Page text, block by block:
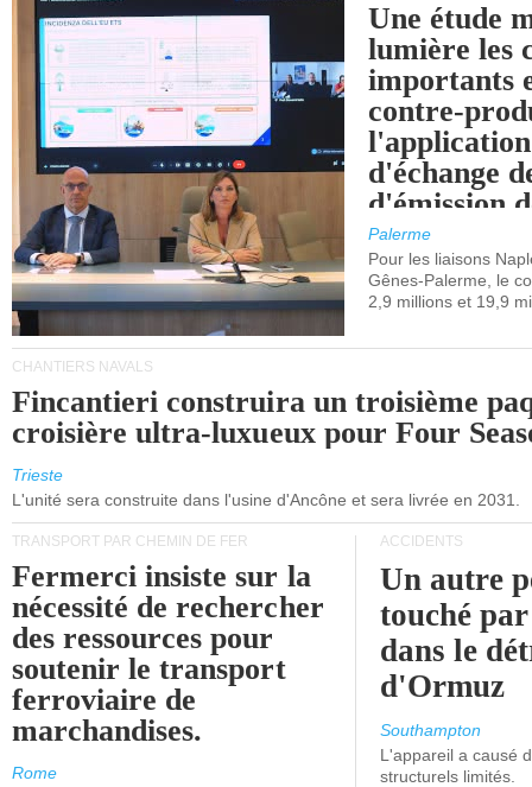
Une étude
lumière les
importants
contre-
d'échange
d'émission
(SEQE-UE)
maritimes
occidentale.
Palerme
Pour les liaisons
Gênes-Palerme, le
2,9 millions et 19,9
CHANTIERS NAVALS
Fincantieri construira un troisième
croisière ultra-luxueux pour Four
Trieste
L'unité sera construite dans l'usine d'Ancône et sera livrée en 2031.
TRANSPORT PAR CHEMIN DE FER
Fermerci insiste sur la
nécessité de rechercher
des ressources pour
soutenir le transport
ferroviaire de
marchandises.
Rome
ACCIDENTS
Un autre
touché
dans le
d'Ormuz
Southampton
L'appareil a causé
structurels limités.